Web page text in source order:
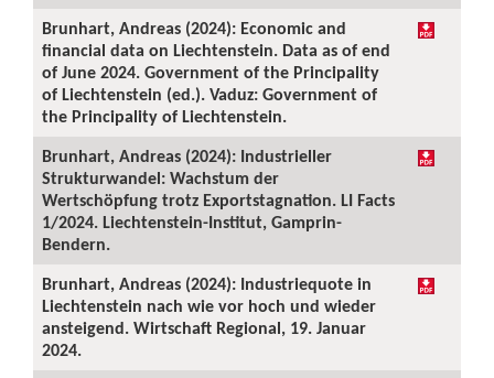
Brunhart, Andreas (2024): Economic and
financial data on Liechtenstein. Data as of end
of June 2024. Government of the Principality
of Liechtenstein (ed.). Vaduz: Government of
the Principality of Liechtenstein.
Brunhart, Andreas (2024): Industrieller
Strukturwandel: Wachstum der
Wertschöpfung trotz Exportstagnation. LI Facts
1/2024. Liechtenstein-Institut, Gamprin-
Bendern.
Brunhart, Andreas (2024): Industriequote in
Liechtenstein nach wie vor hoch und wieder
ansteigend. Wirtschaft Regional, 19. Januar
2024.